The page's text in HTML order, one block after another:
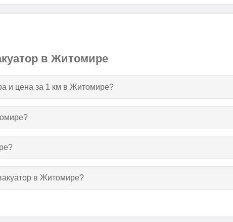
в Житомире
и цена за 1 км в Житомире?
в Житомире?